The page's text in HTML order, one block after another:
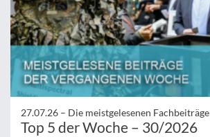
27.07.26 – Die meistgelesenen Fachbeiträge
Top 5 der Woche – 30/2026